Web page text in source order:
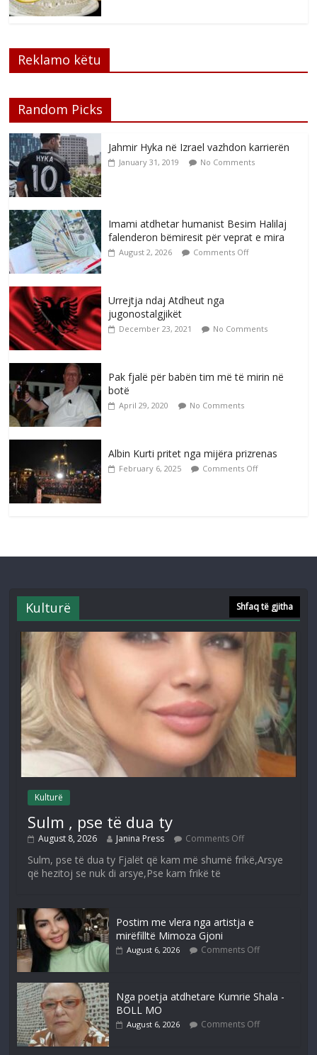
Reklamo këtu
Random Picks
Jahmir Hyka në Izrael vazhdon karrierën
January 31, 2019 No Comments
Imami atdhetar humanist Besim Halilaj
falenderon bëmiresit për veprat e mira
August 2, 2026 Comments Off
Urrejtja ndaj Atdheut nga
jugonostalgjikët
December 23, 2021 No Comments
Pak fjalë për babën tim më të mirin në
botë
April 29, 2020 No Comments
Albin Kurti pritet nga mijëra prizrenas
February 6, 2025 Comments Off
Kulturë Shfaq të gjitha
Kulturë
Sulm , pse të dua ty
August 8, 2026 Janina Press Comments Off
Sulm, pse të dua ty Fjalët që kam më shumë frikë,Arsye
që hezitoj se nuk di arsye,Pse kam frikë të
Postim me vlera nga artistja e
mirëfilltë Mimoza Gjoni
August 6, 2026 Comments Off
Nga poetja atdhetare Kumrie Shala -
BOLL MO
August 6, 2026 Comments Off